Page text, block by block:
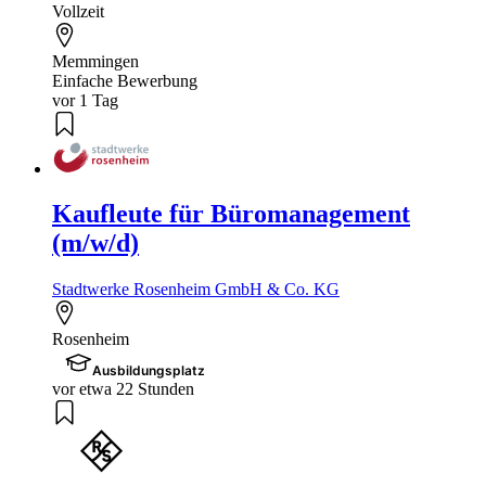
Vollzeit
Memmingen
Einfache Bewerbung
vor 1 Tag
Kaufleute für Büromanagement
(m/w/d)
Stadtwerke Rosenheim GmbH & Co. KG
Rosenheim
Ausbildungsplatz
vor etwa 22 Stunden